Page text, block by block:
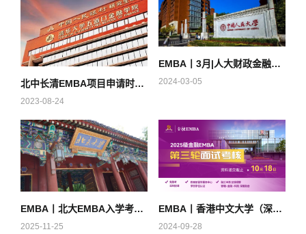
北中长清EMBA项目申请时间汇总（9月篇）
2023-08-24
EMBA丨3月|人大财政金融学院金融EMBA2025级入学申请
2024-03-05
EMBA丨北大EMBA入学考试同等学力加试提前，清华EMBA还是3月中旬？
2025-11-25
EMBA丨香港中文大学（深圳）金融EMBA2025级第三轮面试考核申请中！
2024-09-28